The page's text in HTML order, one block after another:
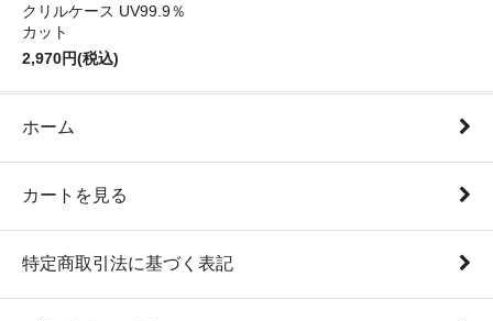
クリルケース UV99.9％
カット
2,970円(税込)
ホーム
カートを見る
特定商取引法に基づく表記